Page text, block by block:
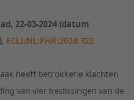
22-03-2024 (datum
ECLI:NL:PHR:2024:322
heeft betrokkene klachten
van vier beslissingen van de